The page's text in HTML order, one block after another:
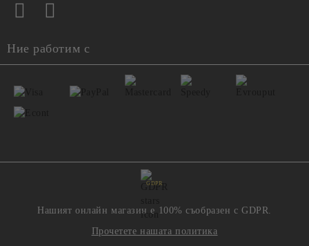
Ние работим с
GDPR
Нашият онлайн магазин е 100% съобразен с GDPR.
Прочетете нашата политика